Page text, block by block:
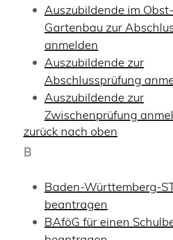
Auszubildende im
Gartenbau zur
anmelden
Auszubildende zur
Abschlussprüfung
Auszubildende zur
Zwischenprüfung
zurück nach oben
B
Baden-Württemberg-
beantragen
BAföG für einen